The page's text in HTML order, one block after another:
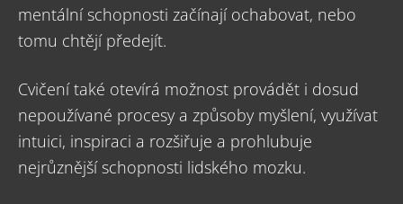
mentální schopnosti začínají ochabovat, nebo
tomu chtějí předejít.
Cvičení také otevírá možnost provádět i dosud
nepoužívané procesy a způsoby myšlení, využívat
intuici, inspiraci a rozšiřuje a prohlubuje
nejrůznější schopnosti lidského mozku.